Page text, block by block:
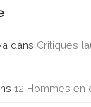
dans Critiques
12 Hommes en